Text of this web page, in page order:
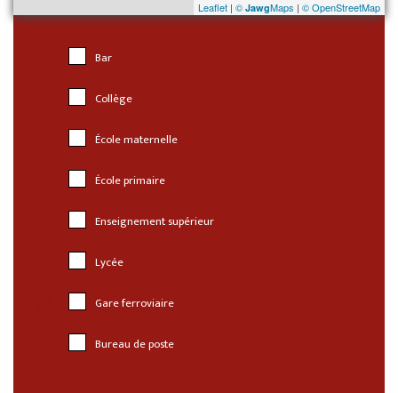
Leaflet | © JawgMaps | © OpenStreetMap
Bar
Collège
École maternelle
École primaire
Enseignement supérieur
Lycée
Gare ferroviaire
Bureau de poste